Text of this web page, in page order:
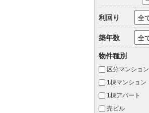
利回り
築年数
物件種別
区分マンション
1棟マンション
1棟アパート
売ビル